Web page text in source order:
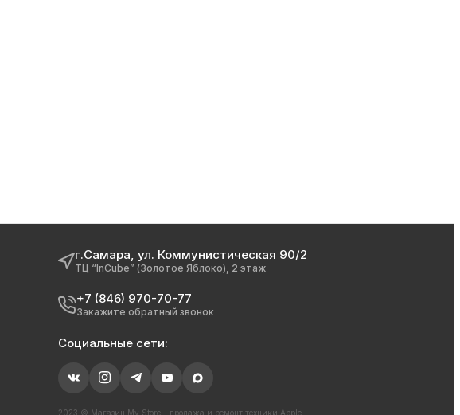
г.Самара, ул. Коммунистическая 90/2
ТЦ “InCube” (Золотое Яблоко), 2 этаж
+7 (846) 970-70-77
Закажите обратный звонок
Социальные сети:
2023 © Магазин My Store - продажа и ремонт техники Apple,